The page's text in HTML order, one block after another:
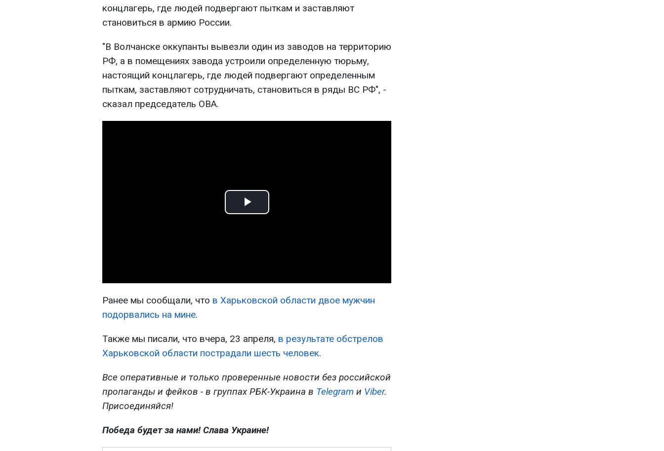
концлагерь, где людей подвергают пыткам и заставляют
становиться в армию России.
"В Волчанске оккупанты вывезли один из заводов на территорию
РФ, а в помещениях завода устроили определенную тюрьму,
настоящий концлагерь, где людей подвергают определенным
пыткам, заставляют сотрудничать, становиться в ряды ВС РФ", -
сказал председатель ОВА.
Play
Ранее мы сообщали, что в Харьковской области двое мужчин
подорвались на мине.
Также мы писали, что вчера, 23 апреля, в результате обстрелов
Харьковской области пострадали шесть человек.
Все оперативные и только проверенные новости без российской
пропаганды и фейков - в группах РБК-Украина в Telegram и Viber.
Присоединяйся!
Победа будет за нами! Слава Украине!